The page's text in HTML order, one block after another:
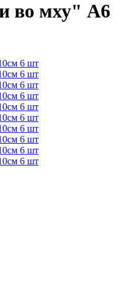
во мху" A6